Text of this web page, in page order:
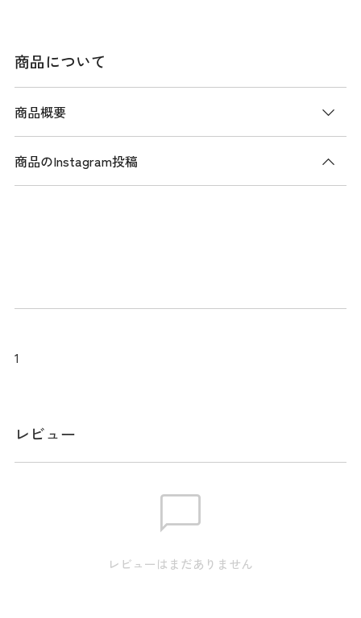
商品について
商品概要
商品説明
は紐を中にしまうことができ、機能性にも配慮されていま
ありながら、移動時にも便利な一枚です。
サイズ
肩幅:49.0cm / 身幅:50.0cm / 裾幅:45.0cm / 袖丈:51.5cm /
肩幅:50.0cm / 身幅:52.0cm / 裾幅:47.0cm / 袖丈:53.0cm /
商品のInstagram投稿
1
レビュー
レビューはまだありません